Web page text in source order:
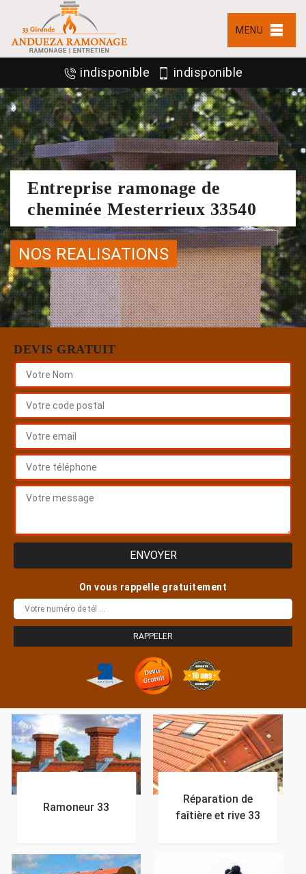
MENU
indisponible indisponible
Entreprise ramonage de
cheminée Mesterrieux 33540
NOS REALISATIONS
DEVIS GRATUIT
On vous rappelle gratuitement
Ramoneur 33
Réparation de
faîtière et rive 33